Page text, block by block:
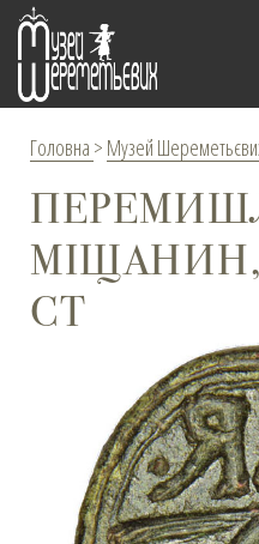
Головна > Музей
СТ